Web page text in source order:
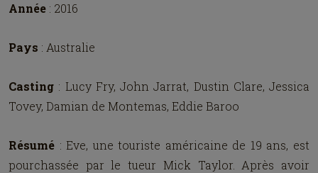
Année : 2016
Pays : Australie
Casting : Lucy Fry, John Jarrat, Dustin Clare, Jessica
Tovey, Damian de Montemas, Eddie Baroo
Résumé : Eve, une touriste américaine de 19 ans, est
pourchassée par le tueur Mick Taylor. Après avoir